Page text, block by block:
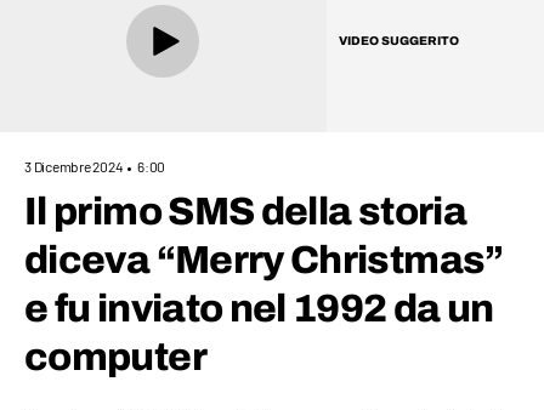
VIDEO SUGGERITO
3 Dicembre 2024 6:00
Il primo SMS della storia
diceva “Merry Christmas”
e fu inviato nel 1992 da un
computer